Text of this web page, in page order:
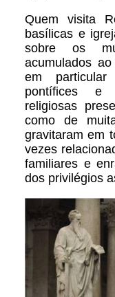
Quem visita
basílicas e
sobre os
acumulados
em
pontífices e
religiosas
como de
gravitaram em
vezes
familiares e
dos privilégios